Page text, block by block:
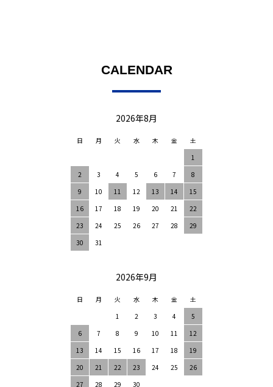
CALENDAR
2026年8月
日 月 火 水 木 金
土
1
2
3 4 5 6 7
8
9
10 11 12 13 14
15
16
17 18 19 20 21
22
23
24 25 26 27 28
29
30
31
2026年9月
日 月 火 水 木 金
土
1
2 3 4
5
6
7 8 9 10 11
12
13
14 15 16 17 18
19
20
21 22 23 24 25
26
27
28 29 30